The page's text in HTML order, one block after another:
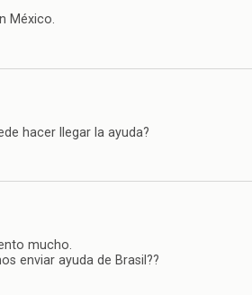
México.
hacer llegar la ayuda?
mucho.
enviar ayuda de Brasil??